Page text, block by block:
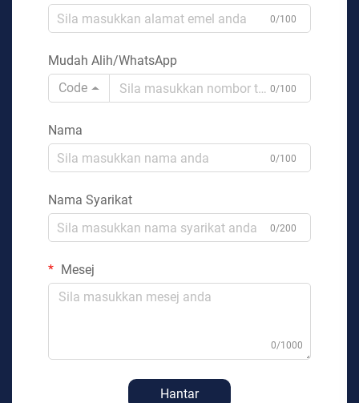
0/100
Mudah Alih/WhatsApp
Code
0/100
Nama
0/100
Nama Syarikat
0/200
Mesej
0/1000
Hantar